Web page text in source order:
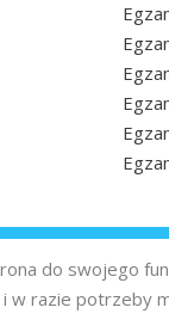
do swojego
i w razie potrzeby